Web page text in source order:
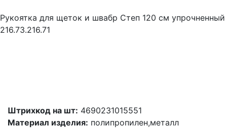
Рукоятка для щеток и швабр Степ 120 см упрочненный
216.73.216.71
Штрихкод на шт: 4690231015551
Материал изделия: полипропилен,металл